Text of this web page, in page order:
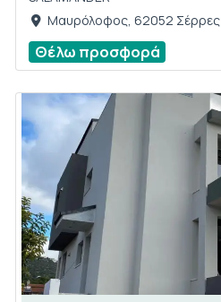
Μαυρόλοφος, 62052 Σέρρες
Θέλω προσφορά